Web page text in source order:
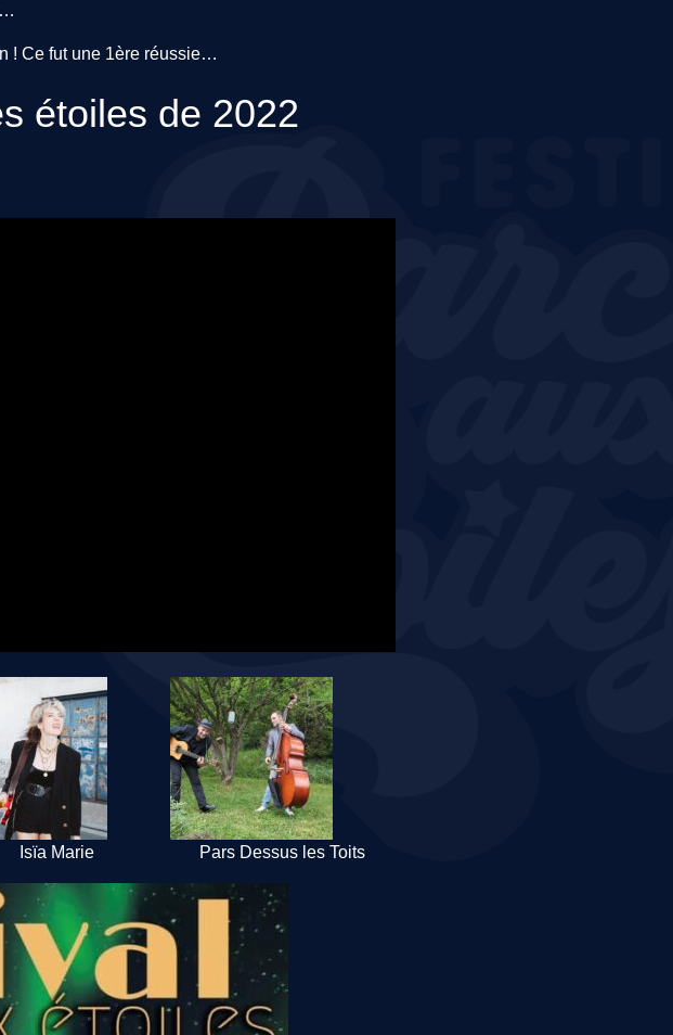
! Ce fut une 1ère réussie
étoiles de 2022
Isïa Marie Pars Dessus les Toits